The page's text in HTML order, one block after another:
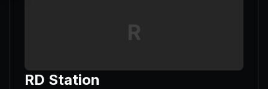
R
RD Station